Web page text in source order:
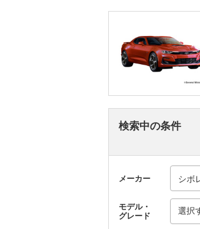
検索中の条件
メーカー
モデル・
グレード
選択